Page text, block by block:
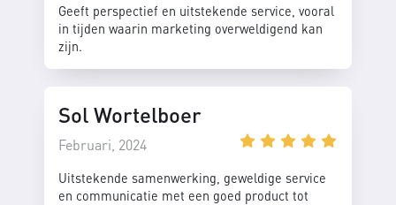
Geeft perspectief en uitstekende service, vooral
in tijden waarin marketing overweldigend kan
zijn.
Sol Wortelboer
Februari, 2024
Uitstekende samenwerking, geweldige service
en communicatie met een goed product tot